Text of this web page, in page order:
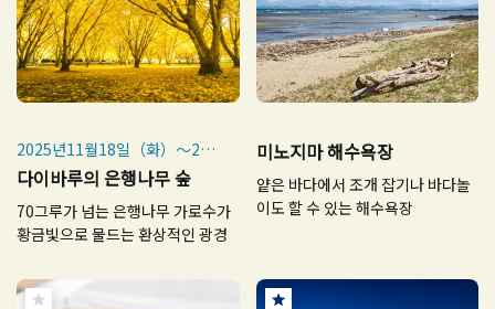
2025년11월18일（화）～24
일（월・공휴일）
다이바루의 은행나무 숲
70그루가 넘는 은행나무 가로수가
황금빛으로 물드는 환상적인 광경
미노지마 해수욕장
얕은 바다에서 조개 잡기나 바다놀
이도 할 수 있는 해수욕장